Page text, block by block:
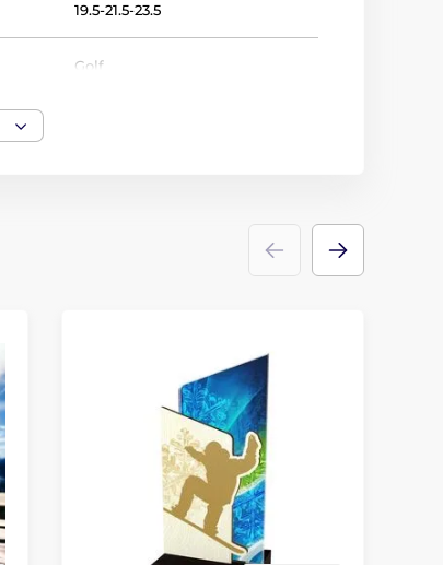
19.5-21.5-23.5
Golf